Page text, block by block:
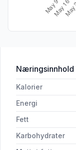
Næringsinnhold
Kalorier
Energi
Fett
Karbohydrater